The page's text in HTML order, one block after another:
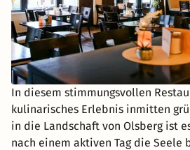
In diesem stimmungsvollen
kulinarisches Erlebnis inmitten
in die Landschaft von Olsberg ist
nach einem aktiven Tag die Seele